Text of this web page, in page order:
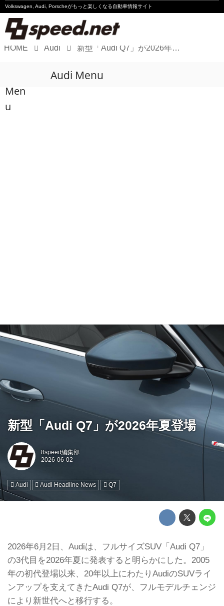
Volkswagen, Audi, Porscheがもっと楽しくなる自動車情報サイト
Audi
HOME Audi 新型「Audi Q7」が2026年夏登場
Men
u
Audi Menu
新型「Audi Q7」が2026年夏登場
8speed編集部
Audi Audi Headline News Q7
2026年6月2日、Audiは、フルサイズSUV「Audi Q7」
の3代目を2026年夏に発表すると明らかにした。2005
年の初代登場以来、20年以上にわたりAudiのSUVライ
ンアップを支えてきたAudi Q7が、フルモデルチェンジ
により新世代へと移行する。